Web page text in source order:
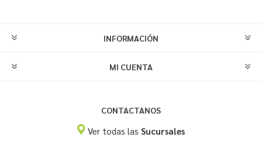
INFORMACIÓN
MI CUENTA
CONTACTANOS
Ver todas las Sucursales